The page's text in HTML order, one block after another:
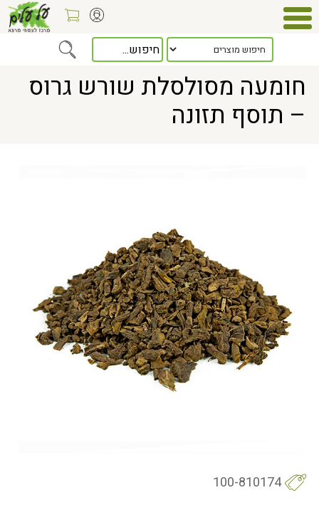
> חומעה מסולסלת שורש גרוס – תוסף תזונה
חומעה מסולסלת שורש גרוס
– תוסף תזונה
100-810174